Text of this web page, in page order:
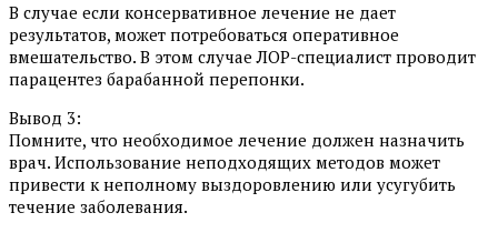
В случае если консервативное лечение не дает
результатов, может потребоваться оперативное
вмешательство. В этом случае ЛОР-специалист проводит
парацентез барабанной перепонки.
Вывод 3:
Помните, что необходимое лечение должен назначить
врач. Использование неподходящих методов может
привести к неполному выздоровлению или усугубить
течение заболевания.